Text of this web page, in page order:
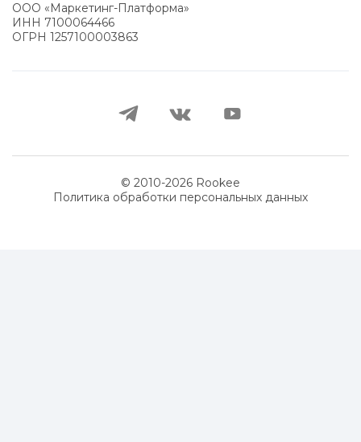
ООО «Маркетинг-Платформа»
ИНН 7100064466
ОГРН 1257100003863
© 2010-2026 Rookee
Политика обработки персональных данных